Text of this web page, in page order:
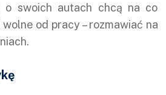
o swoich autach chcą na co
od pracy – rozmawiać na